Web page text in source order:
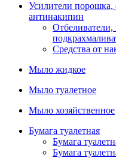
Усилители порошка,
антинакипин
Отбеливатели,
Средства от
Мыло жидкое
Мыло туалетное
Мыло хозяйственное
Бумага туалетная
Бумага
Бумага